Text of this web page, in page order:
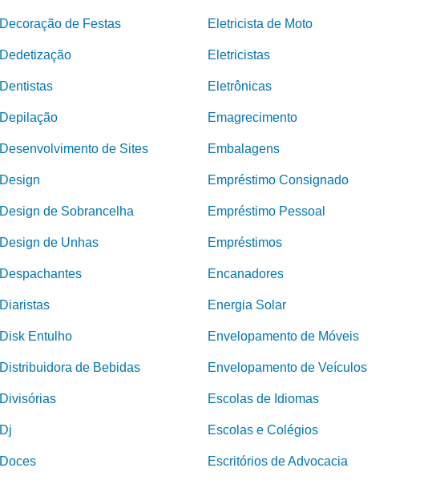
Decoração de Festas
Dedetização
Dentistas
Depilação
Desenvolvimento de Sites
Design
Design de Sobrancelha
Design de Unhas
Despachantes
Diaristas
Disk Entulho
Distribuidora de Bebidas
Divisórias
Dj
Doces
Eletricista de Moto
Eletricistas
Eletrônicas
Emagrecimento
Embalagens
Empréstimo Consignado
Empréstimo Pessoal
Empréstimos
Encanadores
Energia Solar
Envelopamento de Móveis
Envelopamento de Veículos
Escolas de Idiomas
Escolas e Colégios
Escritórios de Advocacia